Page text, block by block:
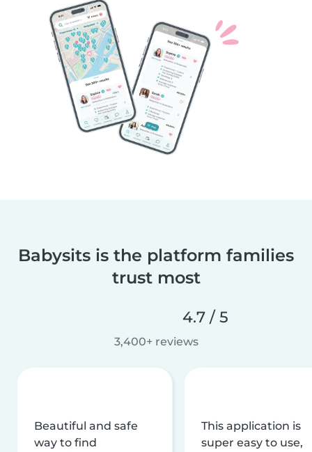
Babysits is the platform families
trust most
4.7 / 5
3,400+ reviews
Beautiful and safe
way to find
This application is
super easy to use,